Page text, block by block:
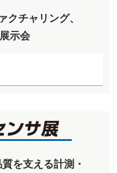
チャリング、
示会
を支える計測・